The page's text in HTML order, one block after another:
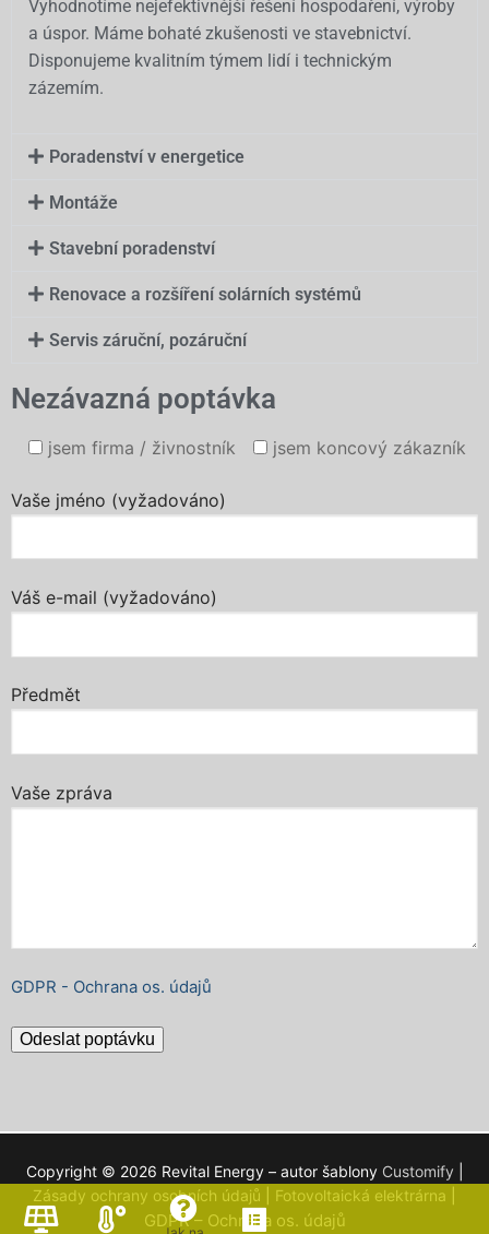
Vyhodnotíme nejefektivnější řešení hospodaření, výroby
a úspor. Máme bohaté zkušenosti ve stavebnictví.
Disponujeme kvalitním týmem lidí i technickým
zázemím.
Poradenství v energetice
Montáže
Stavební poradenství
Renovace a rozšíření solárních systémů
Servis záruční, pozáruční
Nezávazná poptávka
jsem firma / živnostník jsem koncový zákazník
Vaše jméno (vyžadováno)
Váš e-mail (vyžadováno)
Předmět
Vaše zpráva
GDPR - Ochrana os. údajů
Copyright © 2026 Revital Energy – autor šablony Customify
Zásady ochrany osobních údajů
Fotovoltaická elektrárna
GDPR – Ochrana os. údajů